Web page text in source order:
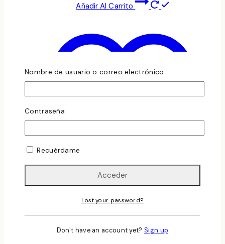
Añadir Al Carrito
Vista Rápida
Compare
Nombre de usuario o correo electrónico
Contraseña
Recuérdame
Lost your password?
Don't have an account yet? Sign up